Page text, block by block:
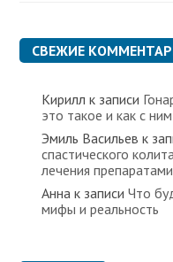
СВЕЖИЕ
Кирилл к записи
это такое и как с
Эмиль Васильев к
спастического
лечения
Анна к записиЧто
мифы и реальность